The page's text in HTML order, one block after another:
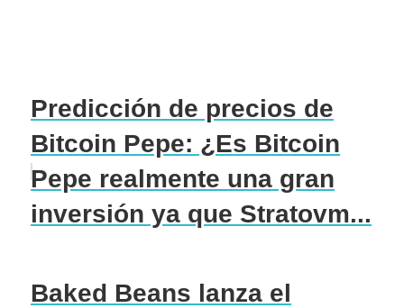
Predicción de precios de
Bitcoin Pepe: ¿Es Bitcoin
Pepe realmente una gran
inversión ya que Stratovm...
Baked Beans lanza el